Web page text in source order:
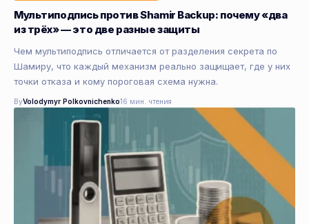
Мультиподпись против Shamir Backup: почему «два
из трёх» — это две разные защиты
Чем мультиподпись отличается от разделения секрета по
Шамиру, что каждый механизм реально защищает, где у них
точки отказа и кому пороговая схема нужна.
ByVolodymyr Polkovnichenko16 мин. чтения